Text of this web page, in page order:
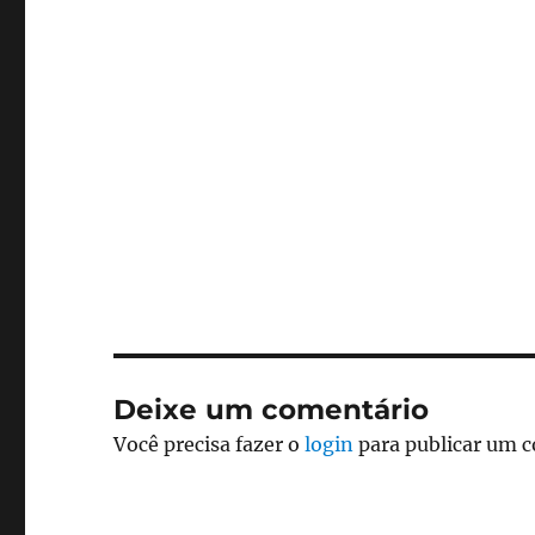
Deixe um comentário
Você precisa fazer ologin para publicar um